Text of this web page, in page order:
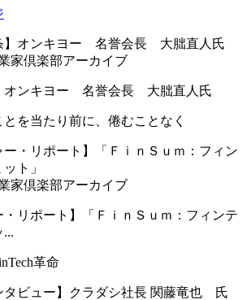
家倶楽部アーカイブ
オンキヨー 名誉会長 大朏直人氏
を当たり前に、倦むことなく
家倶楽部アーカイブ
・リポート】「ＦｉｎＳｕｍ：フィンテ
...
革命